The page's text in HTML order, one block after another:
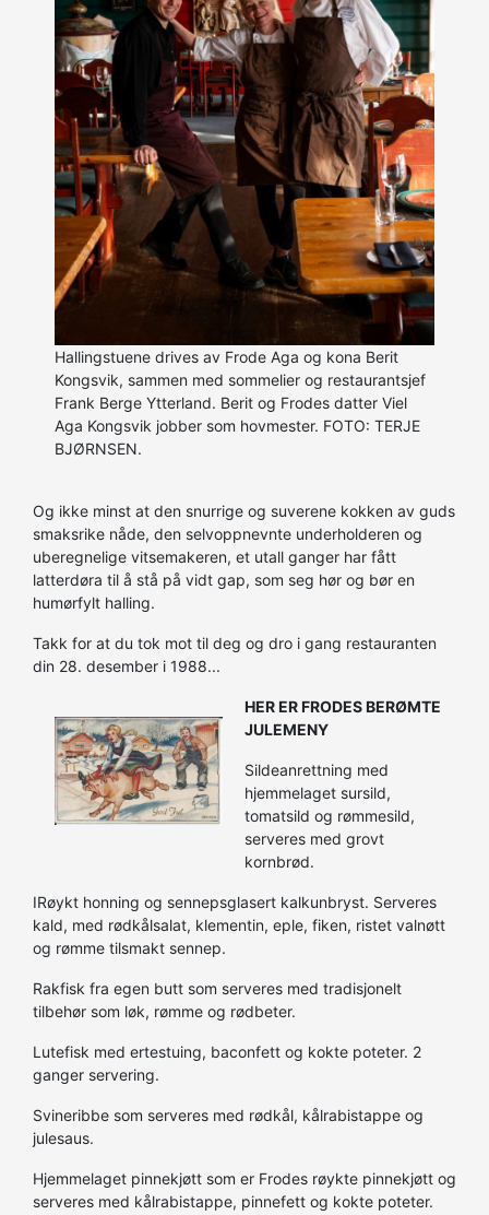
Hallingstuene drives av Frode Aga og kona Berit
Kongsvik, sammen med sommelier og restaurantsjef
Frank Berge Ytterland. Berit og Frodes datter Viel
Aga Kongsvik jobber som hovmester. FOTO: TERJE
BJØRNSEN.
Og ikke minst at den snurrige og suverene kokken av guds
smaksrike nåde, den selvoppnevnte underholderen og
uberegnelige vitsemakeren, et utall ganger har fått
latterdøra til å stå på vidt gap, som seg hør og bør en
humørfylt halling.
Takk for at du tok mot til deg og dro i gang restauranten
din 28. desember i 1988...
HER ER FRODES BERØMTE
JULEMENY
Sildeanrettning med
hjemmelaget sursild,
tomatsild og rømmesild,
serveres med grovt
kornbrød.
IRøykt honning og sennepsglasert kalkunbryst. Serveres
kald, med rødkålsalat, klementin, eple, fiken, ristet valnøtt
og rømme tilsmakt sennep.
Rakfisk fra egen butt som serveres med tradisjonelt
tilbehør som løk, rømme og rødbeter.
Lutefisk med ertestuing, baconfett og kokte poteter. 2
ganger servering.
Svineribbe som serveres med rødkål, kålrabistappe og
julesaus.
Hjemmelaget pinnekjøtt som er Frodes røykte pinnekjøtt og
serveres med kålrabistappe, pinnefett og kokte poteter.